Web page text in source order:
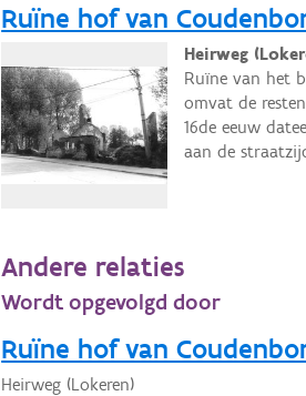
Ruïne hof van
Heirweg
Ruïne van het
omvat de
16de eeuw
aan de
Andere relaties
Wordt opgevolgd door
Ruïne hof van
Heirweg (Lokeren)